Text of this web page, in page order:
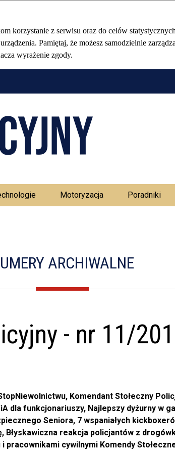
Stołeczny
Motoryzacja Poradniki
ARCHIWALNE
- nr 11/
Komendant Stołeczny
dla funkcjonariuszy, Najlepszy dyżurny w
Seniora, 7 wspaniałych
Błyskawiczna reakcja policjantów z
cywilnymi Komendy